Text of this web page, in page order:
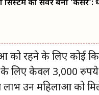
सिस्टम का सर्वर बना
को रहने के लिए कोई
लिए केवल 3,000 रुपये
लाभ उन महिलाओं को